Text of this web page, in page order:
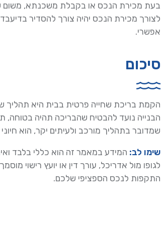
בעת מכירת הנכס או בקבלת משכנתא, משום
לצורך מכירת הנכס יהיה צורך להסדיר
אפשרי.
סיכום
הקמת בריכת שחייה פרטית בבית היא תהליך
הבנייה נועד להבטיח שהבריכה תהיה בטוחה,
שמדובר בתהליך מורכב ולעיתים יקר, הוא
שימו לב: המידע במאמר זה הוא כללי בלבד
לגופו מול אדריכל, עורך דין או יועץ רישוי
התקפות לנכס הספציפי שלכם.